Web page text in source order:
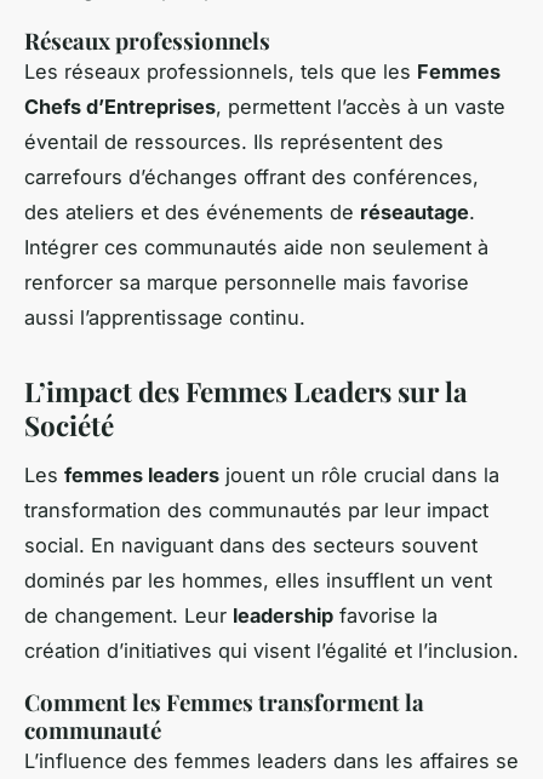
Réseaux professionnels
Les réseaux professionnels, tels que les Femmes
Chefs d’Entreprises, permettent l’accès à un vaste
éventail de ressources. Ils représentent des
carrefours d’échanges offrant des conférences,
des ateliers et des événements de réseautage.
Intégrer ces communautés aide non seulement à
renforcer sa marque personnelle mais favorise
aussi l’apprentissage continu.
L’impact des Femmes Leaders sur la
Société
Les femmes leaders jouent un rôle crucial dans la
transformation des communautés par leur impact
social. En naviguant dans des secteurs souvent
dominés par les hommes, elles insufflent un vent
de changement. Leur leadership favorise la
création d’initiatives qui visent l’égalité et l’inclusion.
Comment les Femmes transforment la
communauté
L’influence des femmes leaders dans les affaires se